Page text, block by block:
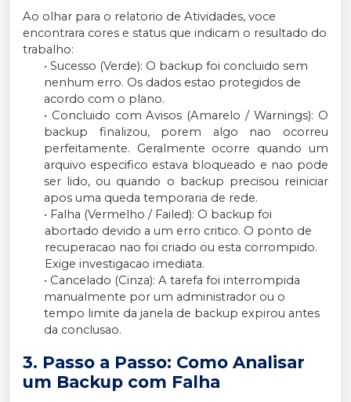
Ao olhar para o relatorio de Atividades, voce
encontrara cores e status que indicam o resultado do
trabalho:
• Sucesso (Verde): O backup foi concluido sem
nenhum erro. Os dados estao protegidos de
acordo com o plano.
• Concluido com Avisos (Amarelo / Warnings): O
backup finalizou, porem algo nao ocorreu
perfeitamente. Geralmente ocorre quando um
arquivo especifico estava bloqueado e nao pode
ser lido, ou quando o backup precisou reiniciar
apos uma queda temporaria de rede.
• Falha (Vermelho / Failed): O backup foi
abortado devido a um erro critico. O ponto de
recuperacao nao foi criado ou esta corrompido.
Exige investigacao imediata.
• Cancelado (Cinza): A tarefa foi interrompida
manualmente por um administrador ou o
tempo limite da janela de backup expirou antes
da conclusao.
3. Passo a Passo: Como Analisar
um Backup com Falha